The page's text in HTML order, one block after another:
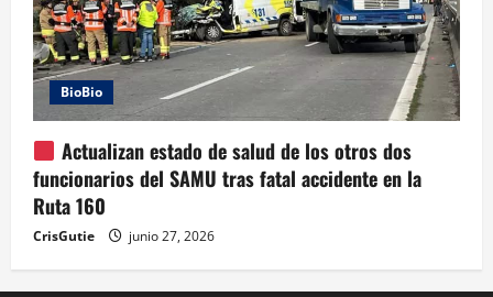
BioBio
Actualizan estado de salud de los otros dos
funcionarios del SAMU tras fatal accidente en la
Ruta 160
CrisGutie junio 27, 2026